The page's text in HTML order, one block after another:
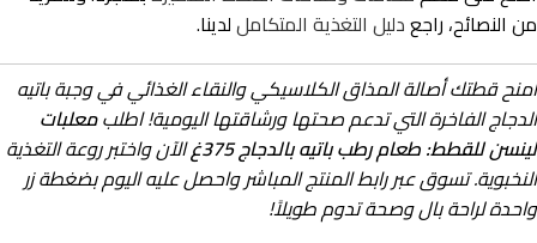
من النصائح، راجعدليل التغذية المتكامللدينا.
امنح قطتك أصالة المذاق الكلاسيكي والنقاء الغذائي في وجبة باتيه
الدجاج الفاخرة التي تدعم صحتها ورشاقتها اليومية! اطلبمعلبات
لينسن للقطط: طعام رطب باتيه بالدجاج 375غ
الآن واختبر روعة التغذية
النخبوية. تسوق عبر رابط المنتج المباشر واحصل عليه اليوم بضغطة زر
واحدة لراحة بال وصحة تدوم طويلاً!